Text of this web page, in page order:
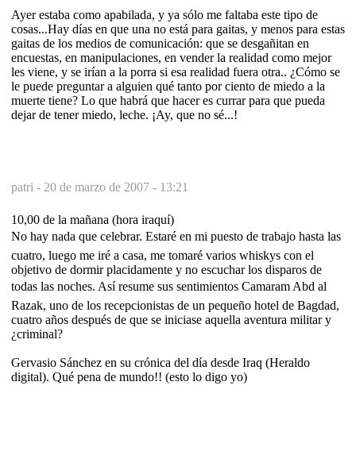
Ayer estaba como apabilada, y ya sólo me faltaba este tipo de
cosas...Hay días en que una no está para gaitas, y menos para estas
gaitas de los medios de comunicación: que se desgañitan en
encuestas, en manipulaciones, en vender la realidad como mejor
les viene, y se irían a la porra si esa realidad fuera otra.. ¿Cómo se
le puede preguntar a alguien qué tanto por ciento de miedo a la
muerte tiene? Lo que habrá que hacer es currar para que pueda
dejar de tener miedo, leche. ¡Ay, que no sé...!
patri - 20 de marzo de 2007 - 13:21
10,00 de la mañana (hora iraquí)
No hay nada que celebrar. Estaré en mi puesto de trabajo hasta las
cuatro, luego me iré a casa, me tomaré varios whiskys con el
objetivo de dormir placidamente y no escuchar los disparos de
todas las noches. Así resume sus sentimientos Camaram Abd al
Razak, uno de los recepcionistas de un pequeño hotel de Bagdad,
cuatro años después de que se iniciase aquella aventura militar y
¿criminal?
Gervasio Sánchez en su crónica del día desde Iraq (Heraldo
digital). Qué pena de mundo!! (esto lo digo yo)